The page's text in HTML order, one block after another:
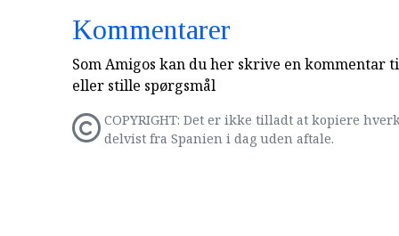
Kommentarer
Som Amigos kan du her skrive en kommentar
eller stille spørgsmål
COPYRIGHT: Det er ikke tilladt at kopiere
delvist fra Spanien i dag uden aftale.